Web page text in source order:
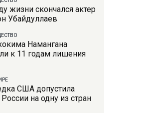
жизни скончался актер
Убайдуллаев
Намангана
к 11 годам лишения
США допустила
на одну из стран